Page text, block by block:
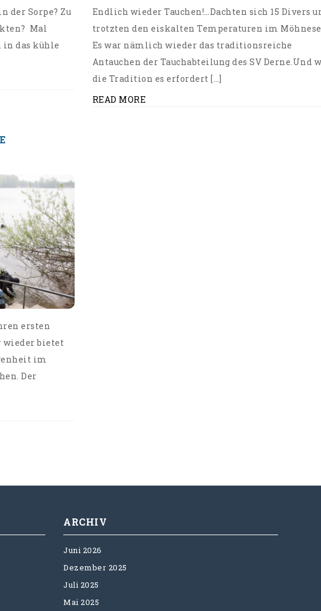
der Sorpe? Zu
Mal
in das kühle
Endlich wieder Tauchen!…Dachten sich 15 Divers
trotzten den eiskalten Temperaturen im
Es war nämlich wieder das traditionsreiche
Antauchen der Tauchabteilung des SV Derne.Und
die Tradition es erfordert […]
READ MORE
ersten
wieder bietet
im
Der
ARCHIV
Juni 2026
Dezember 2025
Juli 2025
Mai 2025